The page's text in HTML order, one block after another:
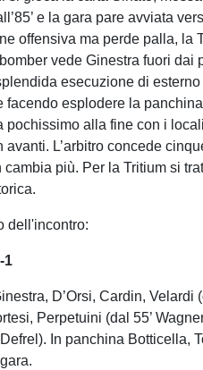
e la gara pare avviata
offensiva ma perde palla, la
vede Ginestra fuori dai
esecuzione di
facendo esplodere la
pochissimo alla fine con i
avanti. L’arbitro concede
più. Per la Tritium si
dell'incontro:
1
D’Orsi, Cardin, Velardi
Perpetuini (dal 55’
In panchina Botticella,